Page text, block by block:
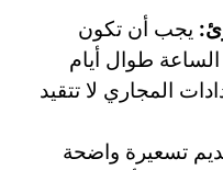
يجب أن تكون
طوال أيام
المجاري لا تتقيد
تسعيرة واضحة